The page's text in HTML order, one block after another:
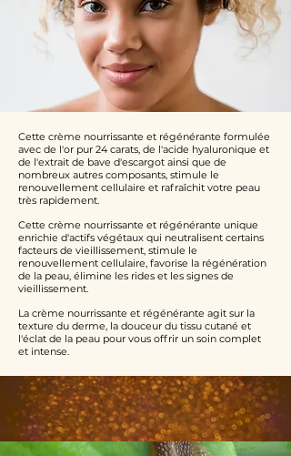
Cette crème nourrissante et régénérante formulée
avec de l'or pur 24 carats, de l'acide hyaluronique et
de l'extrait de bave d'escargot ainsi que de
nombreux autres composants, stimule le
renouvellement cellulaire et rafraîchit votre peau
très rapidement.
Cette crème nourrissante et régénérante unique
enrichie d'actifs végétaux qui neutralisent certains
facteurs de vieillissement, stimule le
renouvellement cellulaire, favorise la régénération
de la peau, élimine les rides et les signes de
vieillissement.
La crème nourrissante et régénérante agit sur la
texture du derme, la douceur du tissu cutané et
l'éclat de la peau pour vous offrir un soin complet
et intense.